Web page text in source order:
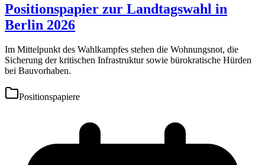
Positionspapier zur Landtagswahl in
Berlin 2026
Im Mittelpunkt des Wahlkampfes stehen die Wohnungsnot, die
Sicherung der kritischen Infrastruktur sowie bürokratische Hürden
bei Bauvorhaben.
Positionspapiere